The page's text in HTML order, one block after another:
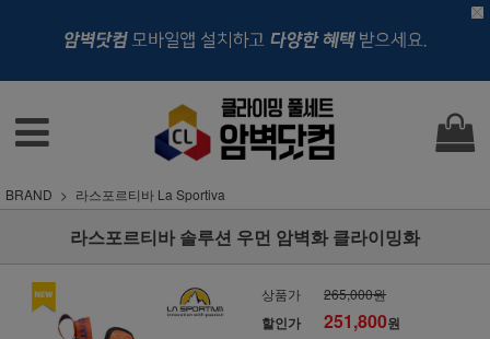
BRAND 라스포르티바 La Sportiva
라스포르티바 솔루션 우먼 암벽화 클라이밍화
상품가 265,000원
할인가 251,800원